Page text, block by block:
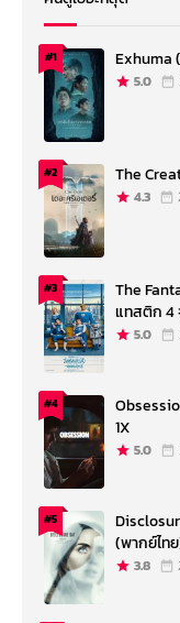
#1 Exhuma
5.0
#2 The
4.3
#3
The
แทสติก 4
5.0
#4
1X
5.0
#5
(พากย์ไทย
3.8